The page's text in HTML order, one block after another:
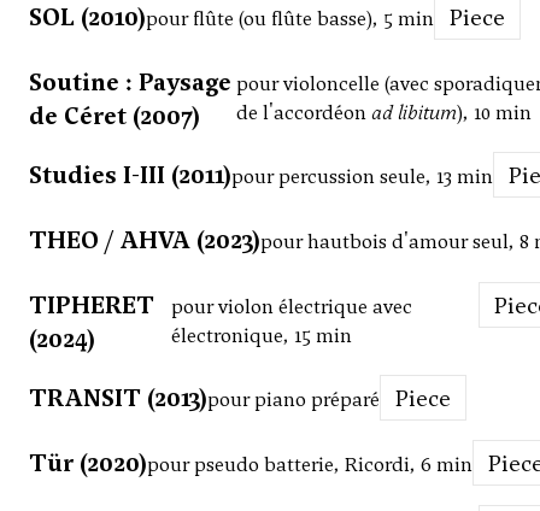
SOL (2010)pour flûte (ou flûte basse), 5 min Piece
Soutine : Paysage
de Céret (2007)
pour violoncelle (avec
de l'accordéonad libitum), 10 min
Studies I-III (2011)pour percussion seule, 13 min
THEO / AHVA (2023)pour hautbois d'amour seul, 8
TIPHERET
(2024)
pour violon électrique avec
électronique, 15 min
TRANSIT (2013)pour piano préparé Piece
Tür (2020)pour pseudo batterie, Ricordi, 6 min